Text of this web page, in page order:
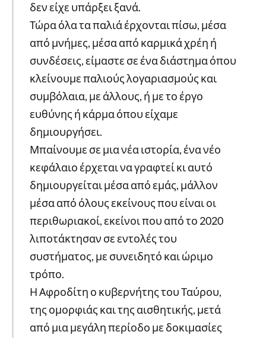
δεν είχε υπάρξει ξανά.
Τώρα όλα τα παλιά έρχονται πίσω, μέσα
από μνήμες, μέσα από καρμικά χρέη ή
συνδέσεις, είμαστε σε ένα διάστημα όπου
κλείνουμε παλιούς λογαριασμούς και
συμβόλαια, με άλλους, ή με το έργο
ευθύνης ή κάρμα όπου είχαμε
δημιουργήσει.
Μπαίνουμε σε μια νέα ιστορία, ένα νέο
κεφάλαιο έρχεται να γραφτεί κι αυτό
δημιουργείται μέσα από εμάς, μάλλον
μέσα από όλους εκείνους που είναι οι
περιθωριακοί, εκείνοι που από το 2020
λιποτάκτησαν σε εντολές του
συστήματος, με συνειδητό και ώριμο
τρόπο.
Η Αφροδίτη ο κυβερνήτης του Ταύρου,
της ομορφιάς και της αισθητικής, μετά
από μια μεγάλη περίοδο με δοκιμασίες